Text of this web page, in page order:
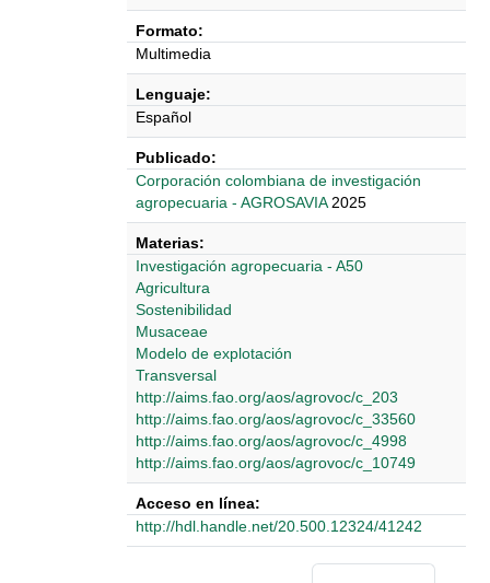
Formato:
Multimedia
Lenguaje:
Español
Publicado:
Corporación colombiana de investigación
agropecuaria - AGROSAVIA 2025
Materias:
Investigación agropecuaria - A50
Agricultura
Sostenibilidad
Musaceae
Modelo de explotación
Transversal
http://aims.fao.org/aos/agrovoc/c_203
http://aims.fao.org/aos/agrovoc/c_33560
http://aims.fao.org/aos/agrovoc/c_4998
http://aims.fao.org/aos/agrovoc/c_10749
Acceso en línea:
http://hdl.handle.net/20.500.12324/41242